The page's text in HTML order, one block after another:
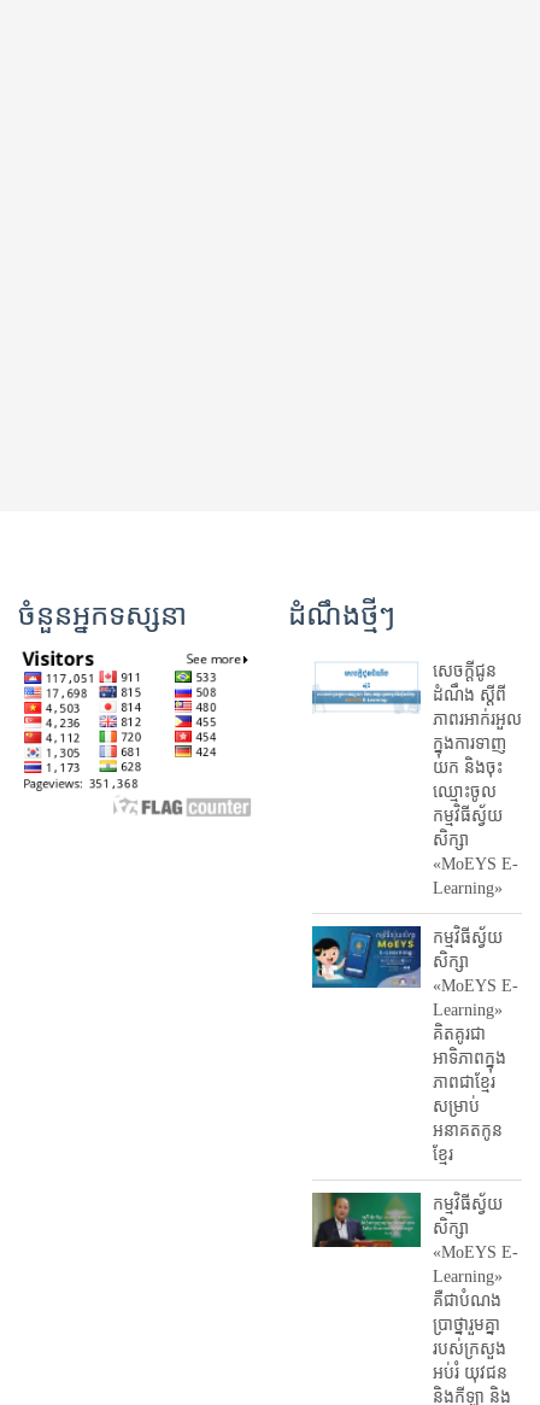
ចំនួនអ្នកទស្សនា ដំណឹងថ្មីៗ
សេចក្តីជូន
ដំណឹង ស្តី​ពី
ភាព​រអាក់រអួល​
ក្នុងការ​ទាញ​
យក និង​ចុះ​
ឈ្មោះ​ចូល​
កម្មវិធី​ស្វ័យ
សិក្សា
«MoEYS E-
Learning»
កម្មវិធីស្វ័យ
សិក្សា
«MoEYS E-
Learning»
គិតគូរជា
អាទិភាពក្នុង
ភាពជាខ្មែរ
សម្រាប់
អនាគតកូន
ខ្មែរ
កម្មវិធីស្វ័យ
សិក្សា
«MoEYS E-
Learning»
គឺជាបំណង
ប្រាថ្នារួមគ្នា
របស់ក្រសួង
អប់រំ​ យុវជន
និងកីឡា និង